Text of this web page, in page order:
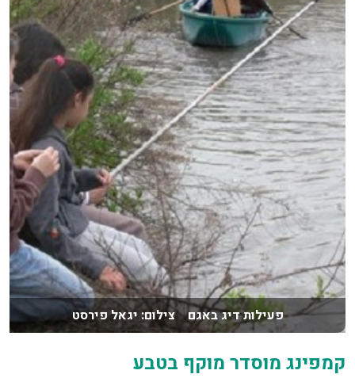
פעילות דיג באגם צילום: יגאל פירסט
קמפינג מוסדר מוקף בטבע